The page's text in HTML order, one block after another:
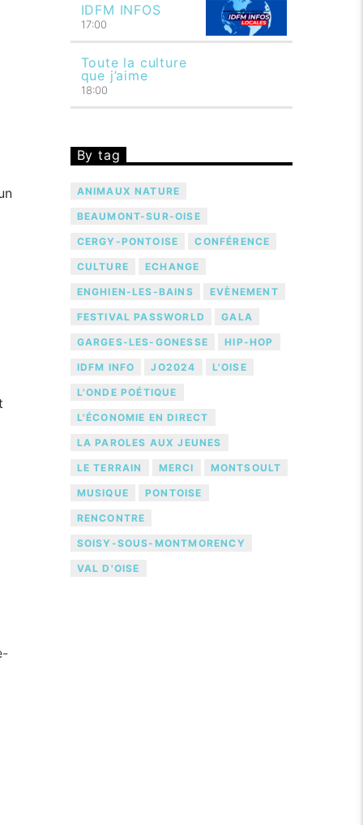
IDFM INFOS
17:00
Toute la culture
que j’aime
18:00
By tag
ANIMAUX NATURE
BEAUMONT-SUR-OISE
CERGY-PONTOISE CONFÉRENCE
CULTURE ECHANGE
ENGHIEN-LES-BAINS EVÈNEMENT
FESTIVAL PASSWORLD GALA
GARGES-LES-GONESSE HIP-HOP
IDFM INFO JO2024 L'OISE
L'ONDE POÉTIQUE
L'ÉCONOMIE EN DIRECT
LA PAROLES AUX JEUNES
LE TERRAIN MERCI MONTSOULT
MUSIQUE PONTOISE
RENCONTRE
SOISY-SOUS-MONTMORENCY
VAL D'OISE